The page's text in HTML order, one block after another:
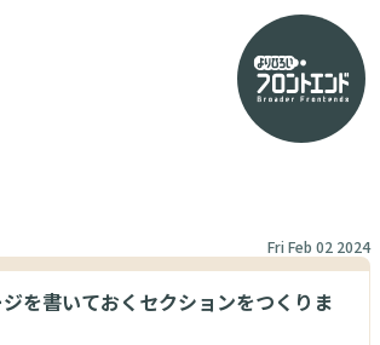
Fri Feb 02 2024
を書いておくセクションをつくりま